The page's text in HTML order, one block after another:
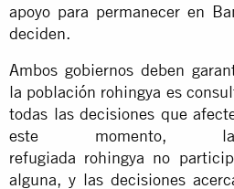
apoyo para permanecer en
deciden.
Ambos gobiernos deben
la población rohingya es
todas las decisiones que
este momento,
refugiada rohingya no
alguna, y las decisiones